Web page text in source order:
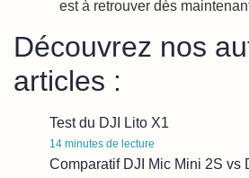
est à retrouver dès
Découvrez nos
articles :
Test du DJI Lito X1
14 minutes de lecture
Comparatif DJI Mic Mini 2S vs